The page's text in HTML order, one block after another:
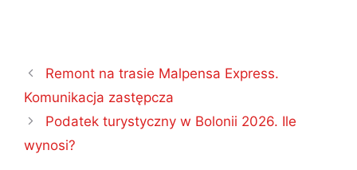
Nawigacja
wpisu
Remont na trasie Malpensa Express.
Komunikacja zastępcza
Podatek turystyczny w Bolonii 2026. Ile
wynosi?